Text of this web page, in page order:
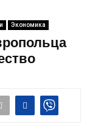
Экономика